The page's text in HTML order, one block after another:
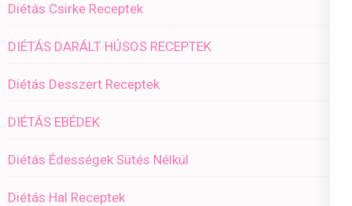
Diétás Csirke Receptek
DIÉTÁS DARÁLT HÚSOS RECEPTEK
Diétás Desszert Receptek
DIÉTÁS EBÉDEK
Diétás Édességek Sütés Nélkül
Diétás Hal Receptek